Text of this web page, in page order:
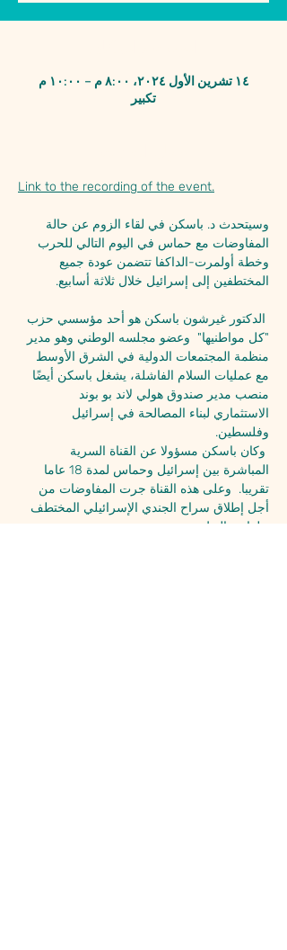
١٤ تشرين الأول ٢٠٢٤، ٨:٠٠ م – ١٠:٠٠ م
تكبير
Link to the recording of the event.
وسيتحدث د. باسكن في لقاء الزوم عن حالة
المفاوضات مع حماس في اليوم التالي للحرب
وخطة أولمرت-الداكفا تتضمن عودة جميع
المختطفين إلى إسرائيل خلال ثلاثة أسابيع.
الدكتور غيرشون باسكن هو أحد مؤسسي حزب
"كل مواطنيها"  وعضو مجلسه الوطني وهو مدير
منظمة المجتمعات الدولية في الشرق الأوسط
مع عمليات السلام الفاشلة، يشغل باسكن أيضًا
منصب مدير صندوق هولي لاند بو بوند
الاستثماري لبناء المصالحة في إسرائيل
وفلسطين.
وكان باسكن مسؤولا عن القناة السرية
المباشرة بين إسرائيل وحماس لمدة 18 عاما
تقريبا.  وعلى هذه القناة جرت المفاوضات من
أجل إطلاق سراح الجندي الإسرائيلي المختطف
جلعاد شاليط.